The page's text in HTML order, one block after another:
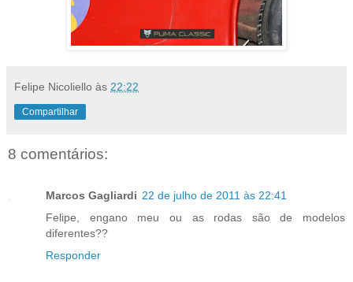
Felipe Nicoliello às 22:22
Compartilhar
8 comentários:
Marcos Gagliardi 22 de julho de 2011 às 22:41
Felipe, engano meu ou as rodas são de modelos
diferentes??
Responder